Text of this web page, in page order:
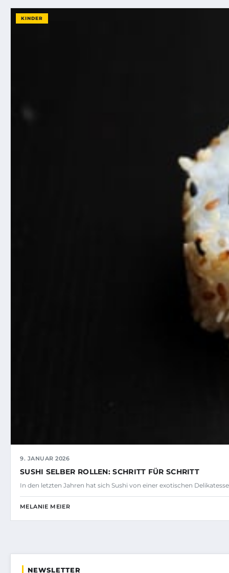
KINDER
9. JANUAR 2026
SUSHI SELBER ROLLEN: SCHRITT FÜR SCHRITT
In den letzten Jahren hat sich Sushi von einer exotischen
MELANIE MEIER
NEWSLETTER